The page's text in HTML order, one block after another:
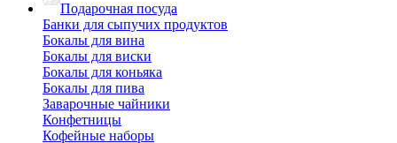
Подарочная посуда
Банки для сыпучих продуктов
Бокалы для вина
Бокалы для виски
Бокалы для коньяка
Бокалы для пива
Заварочные чайники
Конфетницы
Кофейные наборы